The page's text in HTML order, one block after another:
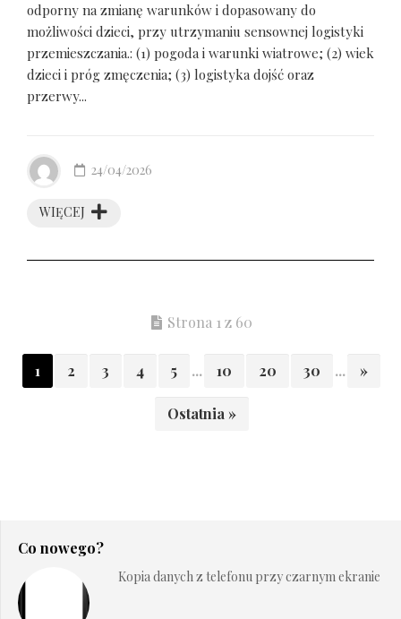
odporny na zmianę warunków i dopasowany do
możliwości dzieci, przy utrzymaniu sensownej logistyki
przemieszczania.: (1) pogoda i warunki wiatrowe; (2) wiek
dzieci i próg zmęczenia; (3) logistyka dojść oraz
przerwy...
WIĘCEJ
24/04/2026
Strona 1 z 60
1 2 3 4 5 ... 10 20 30 ... »
Ostatnia »
Co nowego?
Kopia danych z telefonu przy czarnym ekranie